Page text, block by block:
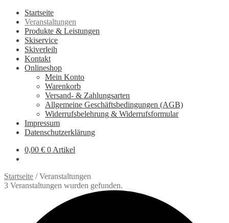
Startseite
Veranstaltungen
Produkte & Leistungen
Skiservice
Skiverleih
Kontakt
Onlineshop
Mein Konto
Warenkorb
Versand- & Zahlungsarten
Allgemeine Geschäftsbedingungen (AGB)
Widerrufsbelehrung & Widerrufsformular
Impressum
Datenschutzerklärung
0,00 € 0 Artikel
Startseite /Veranstaltungen
3 Veranstaltungen wurden gefunden.